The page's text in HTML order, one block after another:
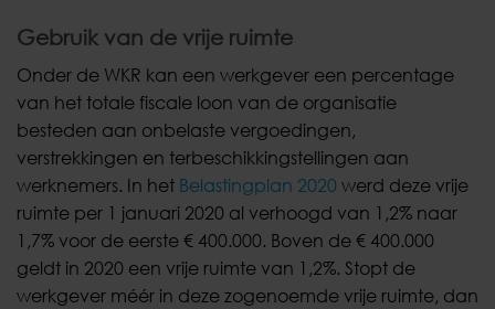
Gebruik van de vrije ruimte
Onder de WKR kan een werkgever een percentage
van het totale fiscale loon van de organisatie
besteden aan onbelaste vergoedingen,
verstrekkingen en terbeschikkingstellingen aan
werknemers. In het Belastingplan 2020 werd deze vrije
ruimte per 1 januari 2020 al verhoogd van 1,2% naar
1,7% voor de eerste € 400.000. Boven de € 400.000
geldt in 2020 een vrije ruimte van 1,2%. Stopt de
werkgever méér in deze zogenoemde vrije ruimte, dan